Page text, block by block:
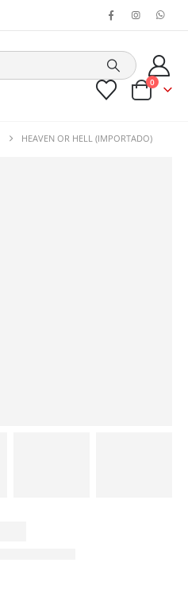
0
HEAVEN OR HELL (IMPORTADO)